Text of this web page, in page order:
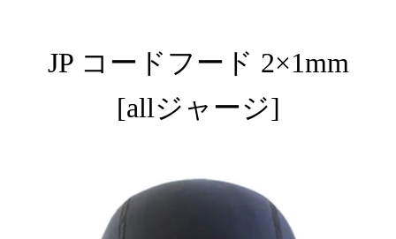
JP コードフード 2×1mm
[allジャージ]